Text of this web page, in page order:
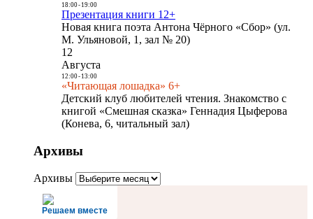
18:00- 19:00
Презентация книги 12+
Новая книга поэта Антона Чёрного «Сбор» (ул.
М. Ульяновой, 1, зал № 20)
12
Августа
12:00- 13:00
«Читающая лошадка» 6+
Детский клуб любителей чтения. Знакомство с
книгой «Смешная сказка» Геннадия Цыферова
(Конева, 6, читальный зал)
Архивы
Архивы
Решаем вместе